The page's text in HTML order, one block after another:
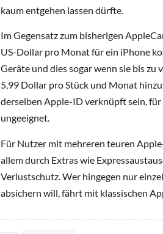
kaum entgehen lassen dürfte.
Im Gegensatz zum bisherigen
US-Dollar pro Monat für ein iPhone
Geräte und dies sogar wenn sie bis zu
5,99 Dollar pro Stück und Monat
derselben Apple-ID verknüpft sein,
ungeeignet.
Für Nutzer mit mehreren teuren
allem durch Extras wie
Verlustschutz. Wer hingegen nur
absichern will, fährt mit klassischen